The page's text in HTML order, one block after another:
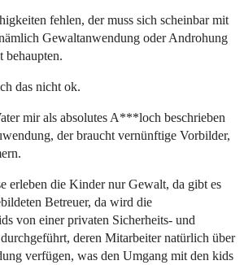
fehlen, der muss sich scheinbar mit
Gewaltanwendung oder Androhung
behaupten.
das nicht ok.
mir als absolutes A***loch beschrieben
der braucht vernünftige Vorbilder,
erleben die Kinder nur Gewalt, da gibt es
Betreuer, da wird die
von einer privaten Sicherheits- und
deren Mitarbeiter natürlich über
verfügen, was den Umgang mit den kids